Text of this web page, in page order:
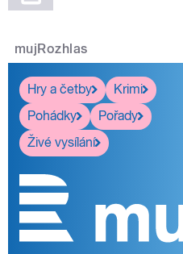
mujRozhlas
Hry a četby
Krimi
Pohádky
Pořady
Živé vysílání